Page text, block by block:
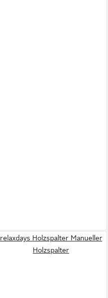
relaxdays Holzspalter Manueller
Holzspalter